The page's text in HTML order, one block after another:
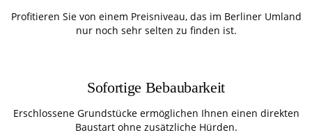
Profitieren Sie von einem Preisniveau, das im Berliner Umland
nur noch sehr selten zu finden ist.
Sofortige Bebaubarkeit
Erschlossene Grundstücke ermöglichen Ihnen einen direkten
Baustart ohne zusätzliche Hürden.